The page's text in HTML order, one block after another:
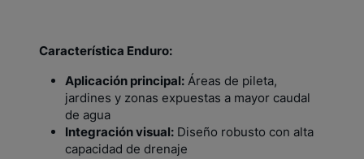
Característica Enduro:
Aplicación principal: Áreas de pileta,
jardines y zonas expuestas a mayor caudal
de agua
Integración visual: Diseño robusto con alta
capacidad de drenaje